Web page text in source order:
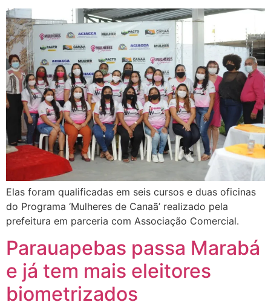
Elas foram qualificadas em seis cursos e duas oficinas
do Programa ‘Mulheres de Canaã’ realizado pela
prefeitura em parceria com Associação Comercial.
Parauapebas passa Marabá
e já tem mais eleitores
biometrizados